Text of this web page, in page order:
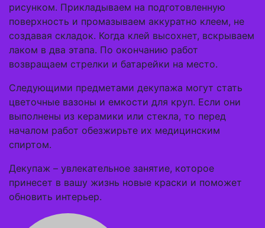
рисунком. Прикладываем на подготовленную
поверхность и промазываем аккуратно клеем, не
создавая складок. Когда клей высохнет, вскрываем
лаком в два этапа. По окончанию работ
возвращаем стрелки и батарейки на место.
Следующими предметами декупажа могут стать
цветочные вазоны и емкости для круп. Если они
выполнены из керамики или стекла, то перед
началом работ обезжирьте их медицинским
спиртом.
Декупаж – увлекательное занятие, которое
принесет в вашу жизнь новые краски и поможет
обновить интерьер.